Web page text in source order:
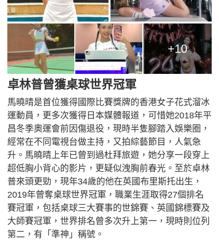
+10
卓林普曾獲桌球世界冠軍
馬曉晴是首位獲得國際比賽獎牌的香港女子花式溜冰
運動員，更多次獲得日本媒體報道，可惜她2018年平
昌冬季奧運會前因傷退役，現時半隻腳踏入娛樂圈，
經常在不同電視台做主持，又拍綜藝節目，人氣急
升。馬曉晴上年已曾到過杜拜旅遊，她分享一段穿上
超低胸小背心的影片，更疑似洩胸前春光。至於卓林
普來頭更勁，現年34歲的他在英國布里斯托出生，
2019年曾奪桌球世界冠軍，職業生涯取得27個排名
賽冠軍，包括桌球三大賽事的世錦賽、英國錦標賽及
大師賽冠軍，世界排名曾多次升上第一，現時則位列
第二，有「準神」稱號。